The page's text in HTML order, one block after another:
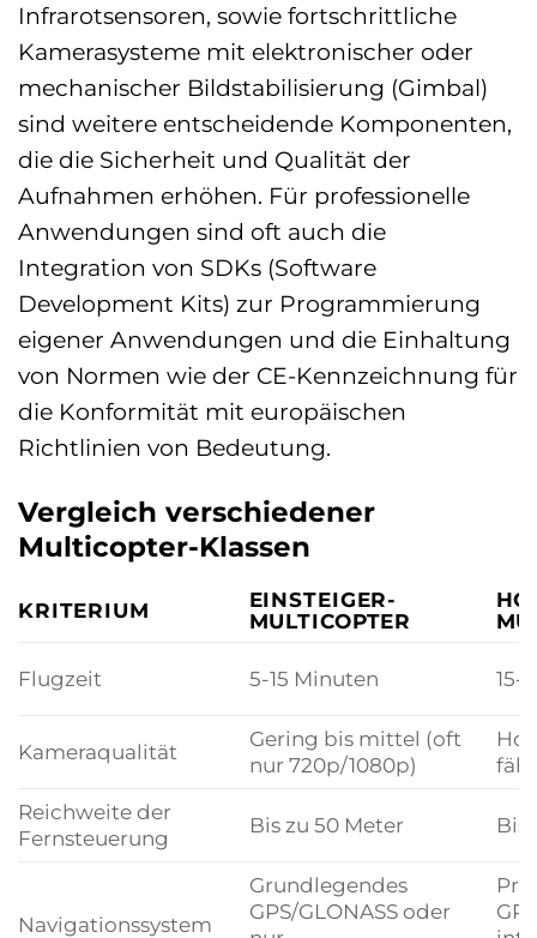
Infrarotsensoren, sowie fortschrittliche
Kamerasysteme mit elektronischer oder
mechanischer Bildstabilisierung (Gimbal)
sind weitere entscheidende Komponenten,
die die Sicherheit und Qualität der
Aufnahmen erhöhen. Für professionelle
Anwendungen sind oft auch die
Integration von SDKs (Software
Development Kits) zur Programmierung
eigener Anwendungen und die Einhaltung
von Normen wie der CE-Kennzeichnung für
die Konformität mit europäischen
Richtlinien von Bedeutung.
Vergleich verschiedener
Multicopter-Klassen
KRITERIUM
EINSTEIGER-
MULTICOPTER
Flugzeit 5-15 Minuten 15-
Kameraqualität
Gering bis mittel (oft
nur 720p/1080p)
Reichweite der
Fernsteuerung
Bis zu 50 Meter Bis
Navigationssystem
Grundlegendes
GPS/GLONASS oder